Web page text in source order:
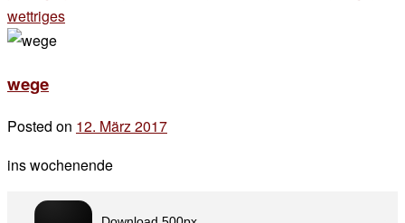
wettriges
wege
Posted on 12. März 2017
ins wochenende